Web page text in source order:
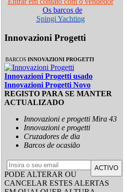
Os barcos de
Spingi Yachting
Innovazioni Progetti
BARCOS INNOVAZIONI PROGETTI
Innovazioni Progetti usado
Innovazioni Progetti Novo
REGISTO PARA SE MANTER
ACTUALIZADO
Innovazioni e progetti Mira 43
Innovazioni e progetti
Cruzadores de dia
Barcos de ocasião
ACTIVO
PODE ALTERAR OU
CANCELAR ESTES ALERTAS